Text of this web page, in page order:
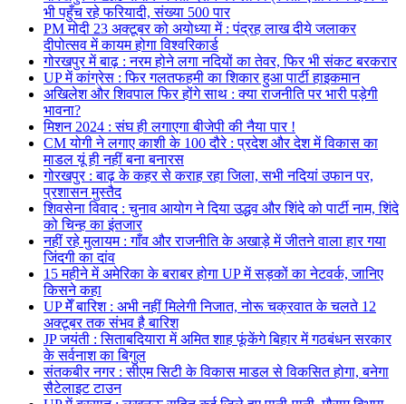
भी पहुँच रहे फरियादी, संख्या 500 पार
PM मोदी 23 अक्टूबर को अयोध्या में : पंद्रह लाख दीये जलाकर
दीपोत्सव में कायम होगा विश्वरिकार्ड
गोरखपुर में बाढ़ : नरम होने लगा नदियों का तेवर, फिर भी संकट बरकरार
UP में कांग्रेस : फिर गलतफहमी का शिकार हुआ पार्टी हाइकमान
अखिलेश और शिवपाल फिर होंगे साथ : क्या राजनीति पर भारी पड़ेगी
भावना?
मिशन 2024 : संघ ही लगाएगा बीजेपी की नैया पार !
CM योगी ने लगाए काशी के 100 दौरे : प्रदेश और देश में विकास का
माडल यूं ही नहीं बना बनारस
गोरखपुर : बाढ़ के कहर से कराह रहा जिला, सभी नदियां उफान पर,
प्रशासन मुस्तैद
शिवसेना विवाद : चुनाव आयोग ने दिया उद्धव और शिंदे को पार्टी नाम, शिंदे
को चिन्ह का इंतजार
नहीं रहे मुलायम : गाँव और राजनीति के अखाड़े में जीतने वाला हार गया
जिंदगी का दांव
15 महीने में अमेरिका के बराबर होगा UP में सड़कों का नेटवर्क, जानिए
किसने कहा
UP मेँ बारिश : अभी नहीं मिलेगी निजात, नोरू चक्रवात के चलते 12
अक्टूबर तक संभव है बारिश
JP जयंती : सिताबदियारा में अमित शाह फूंकेंगे बिहार में गठबंधन सरकार
के सर्वनाश का बिगुल
संतकबीर नगर : सीएम सिटी के विकास माडल से विकसित होगा, बनेगा
सैटेलाइट टाउन